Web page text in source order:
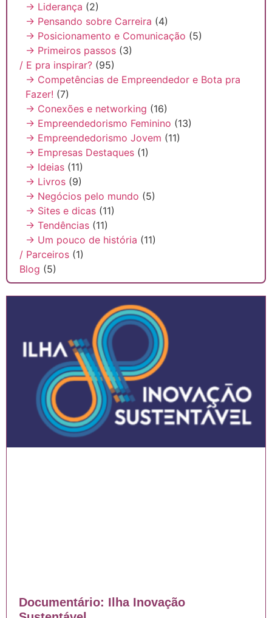
Documentário: Ilha Inovação
→ Liderança (2)
→ Pensando sobre Carreira (4)
→ Posicionamento e Comunicação (5)
→ Primeiros passos (3)
/ E pra inspirar? (95)
→ Competências de Empreendedor e Bota pra
Fazer! (7)
→ Conexões e networking (16)
→ Empreendedorismo Feminino (13)
→ Empreendedorismo Jovem (11)
→ Empresas Destaques (1)
→ Ideias (11)
→ Livros (9)
→ Negócios pelo mundo (5)
→ Sites e dicas (11)
→ Tendências (11)
→ Um pouco de história (11)
/ Parceiros (1)
Blog (5)